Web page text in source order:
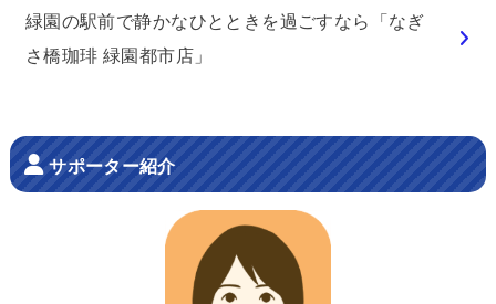
緑園の駅前で静かなひとときを過ごすなら「なぎ
さ橋珈琲 緑園都市店」
サポーター紹介